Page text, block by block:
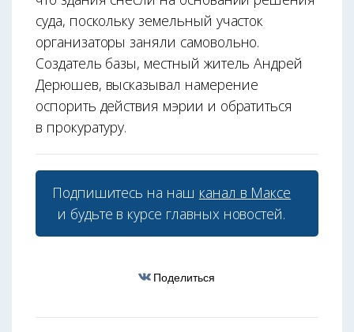
суда, поскольку земельный участок
организаторы заняли самовольно.
Создатель базы, местный житель Андрей
Дерюшев, высказывал намерение
оспорить действия мэрии и обратиться
в прокуратуру.
Подпишитесь на наш канал в Максе
и будьте в курсе главных новостей.
Поделиться